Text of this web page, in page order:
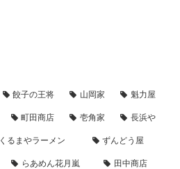
餃子の王将 山岡家 魁力屋
町田商店 壱角家 長浜や
くるまやラーメン ずんどう屋
らあめん花月嵐 田中商店